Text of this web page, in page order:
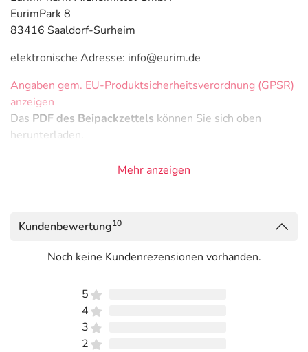
EurimPark 8
83416 Saaldorf-Surheim
elektronische Adresse: info@eurim.de
Angaben gem. EU-Produktsicherheitsverordnung (GPSR)
anzeigen
Das PDF des Beipackzettels können Sie sich oben
herunterladen.
Mehr anzeigen
Kundenbewertung10
Noch keine Kundenrezensionen vorhanden.
5
4
3
2